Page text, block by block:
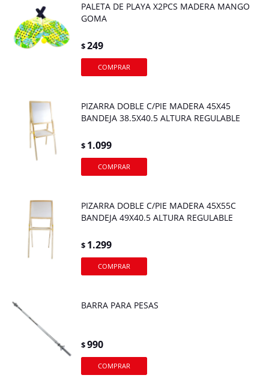
PALETA DE PLAYA X2PCS MADERA MANGO
GOMA
$249
PIZARRA DOBLE C/PIE MADERA 45X45
BANDEJA 38.5X40.5 ALTURA REGULABLE
$ 1.099
PIZARRA DOBLE C/PIE MADERA 45X55C
BANDEJA 49X40.5 ALTURA REGULABLE
$ 1.299
BARRA PARA PESAS
$990